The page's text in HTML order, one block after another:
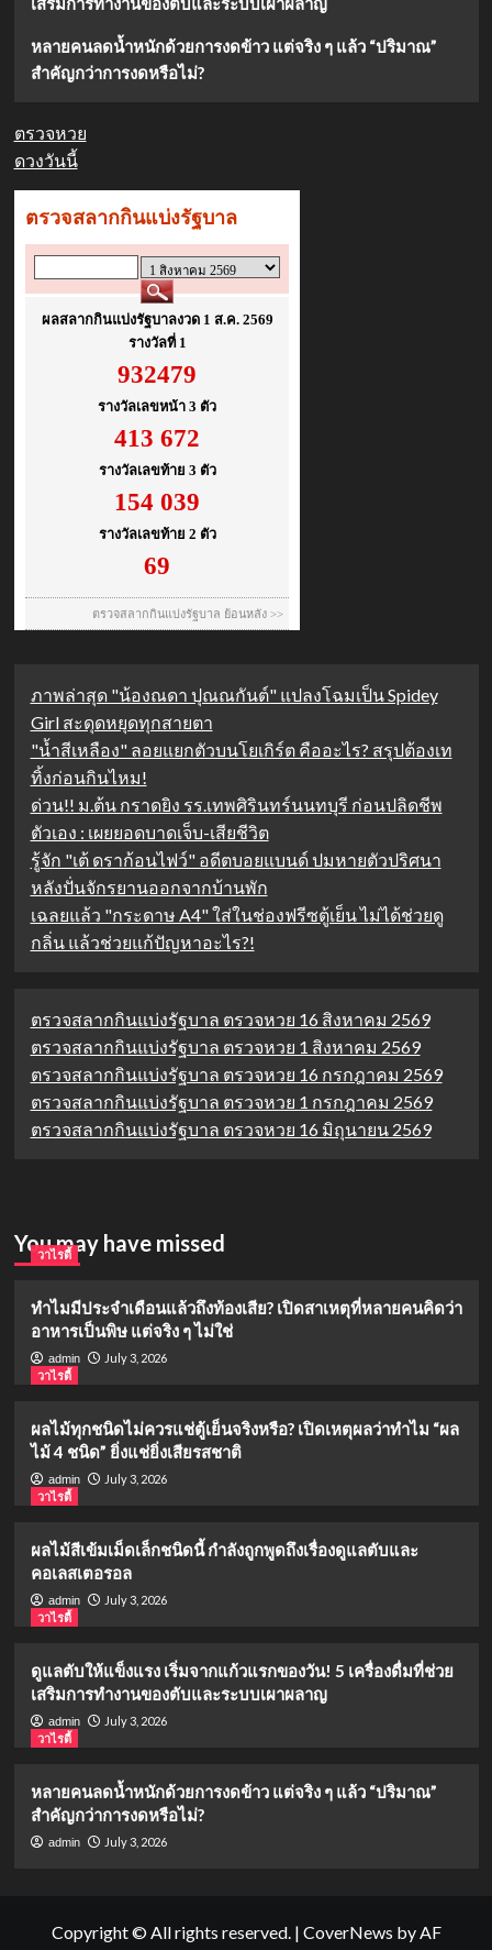
หลายคนลดน้ำหนักด้วยการงดข้าว แต่จริง ๆ แล้ว “ปริมาณ”
สำคัญกว่าการงดหรือไม่?
ตรวจหวย
ดวงวันนี้
ภาพล่าสุด "น้องณดา ปุณณกันต์" แปลงโฉมเป็น Spidey
Girl สะดุดหยุดทุกสายตา
"น้ำสีเหลือง" ลอยแยกตัวบนโยเกิร์ต คืออะไร? สรุปต้องเท
ทิ้งก่อนกินไหม!
ด่วน!! ม.ต้น กราดยิง รร.เทพศิรินทร์นนทบุรี ก่อนปลิดชีพ
ตัวเอง : เผยยอดบาดเจ็บ-เสียชีวิต
รู้จัก "เต้ ดราก้อนไฟว์" อดีตบอยแบนด์ ปมหายตัวปริศนา
หลังปั่นจักรยานออกจากบ้านพัก
เฉลยแล้ว "กระดาษ A4" ใส่ในช่องฟรีซตู้เย็น ไม่ได้ช่วยดู
กลิ่น แล้วช่วยแก้ปัญหาอะไร?!
ตรวจสลากกินแบ่งรัฐบาล ตรวจหวย 16 สิงหาคม 2569
ตรวจสลากกินแบ่งรัฐบาล ตรวจหวย 1 สิงหาคม 2569
ตรวจสลากกินแบ่งรัฐบาล ตรวจหวย 16 กรกฎาคม 2569
ตรวจสลากกินแบ่งรัฐบาล ตรวจหวย 1 กรกฎาคม 2569
ตรวจสลากกินแบ่งรัฐบาล ตรวจหวย 16 มิถุนายน 2569
You may have missed
วาไรตี้
ทำไมมีประจำเดือนแล้วถึงท้องเสีย? เปิดสาเหตุที่หลายคนคิดว่า
อาหารเป็นพิษ แต่จริง ๆ ไม่ใช่
admin
July 3, 2026
วาไรตี้
ผลไม้ทุกชนิดไม่ควรแช่ตู้เย็นจริงหรือ? เปิดเหตุผลว่าทำไม “ผล
ไม้ 4 ชนิด” ยิ่งแช่ยิ่งเสียรสชาติ
admin
July 3, 2026
วาไรตี้
ผลไม้สีเข้มเม็ดเล็กชนิดนี้ กำลังถูกพูดถึงเรื่องดูแลตับและ
คอเลสเตอรอล
admin
July 3, 2026
วาไรตี้
ดูแลตับให้แข็งแรง เริ่มจากแก้วแรกของวัน! 5 เครื่องดื่มที่ช่วย
เสริมการทำงานของตับและระบบเผาผลาญ
admin
July 3, 2026
วาไรตี้
หลายคนลดน้ำหนักด้วยการงดข้าว แต่จริง ๆ แล้ว “ปริมาณ”
สำคัญกว่าการงดหรือไม่?
admin July 3, 2026
Copyright © All rights reserved. | CoverNews by AF